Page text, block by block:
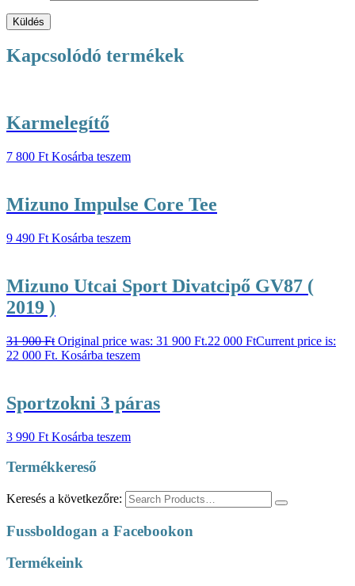
Kapcsolódó termékek
Karmelegítő
7 800 Ft Kosárba teszem
Mizuno Impulse Core Tee
9 490 Ft Kosárba teszem
Mizuno Utcai Sport Divatcipő GV87 (
2019 )
31 900Ft Original price was: 31 900 Ft.22 000 FtCurrent price is:
22 000 Ft. Kosárba teszem
Sportzokni 3 páras
3 990 Ft Kosárba teszem
Termékkereső
Keresés a következőre:
Fussboldogan a Facebookon
Termékeink